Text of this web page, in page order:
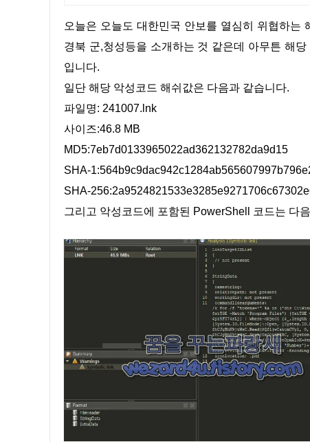
오늘은 오늘도 대한민국 안보를 열심히 위협하는 해킹 단체인 김수키(Kimsuky)에서 러시아인들에게 한국 전통시장,
경북 군,청성등을 소개하는 것 같은데 아무튼 해
입니다.
일단 해당 악성코드 해쉬값은 다음과 같습니다.
파일명: 241007.lnk
사이즈:46.8 MB
MD5:7eb7d0133965022ad362132782da9d15
SHA-
SHA-
그리고 악성코드에 포함된 PowerShell 코드는 다